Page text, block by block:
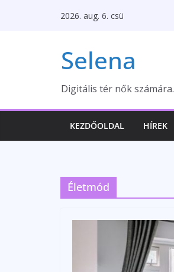
2026. aug. 6. csü
Selena
Digitális tér nők számára.
KEZDŐOLDAL HÍREK
Életmód